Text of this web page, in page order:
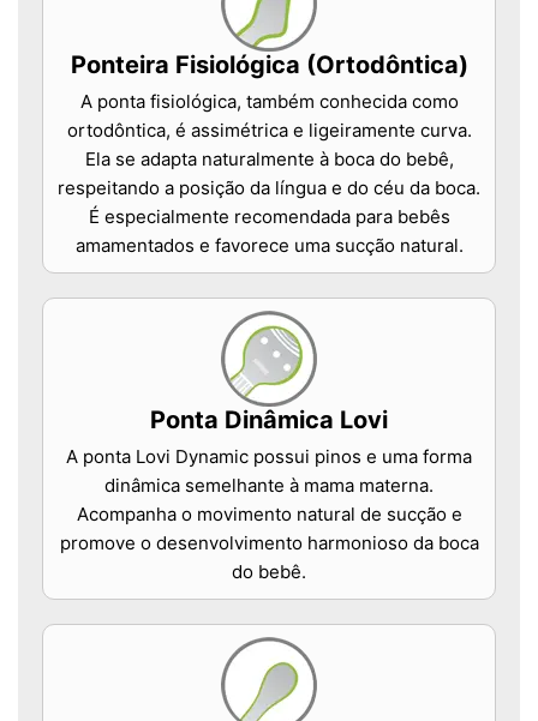
Ponteira Fisiológica (Ortodôntica)
A ponta fisiológica, também conhecida como
ortodôntica, é assimétrica e ligeiramente curva.
Ela se adapta naturalmente à boca do bebê,
respeitando a posição da língua e do céu da boca.
É especialmente recomendada para bebês
amamentados e favorece uma sucção natural.
Ponta Dinâmica Lovi
A ponta Lovi Dynamic possui pinos e uma forma
dinâmica semelhante à mama materna.
Acompanha o movimento natural de sucção e
promove o desenvolvimento harmonioso da boca
do bebê.